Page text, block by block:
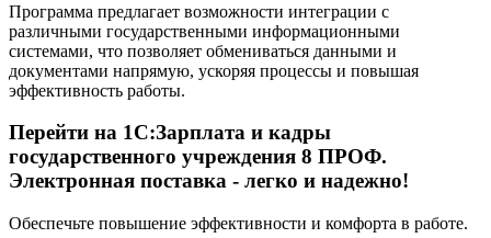
Программа предлагает возможности интеграции с
различными государственными информационными
системами, что позволяет обмениваться данными и
документами напрямую, ускоряя процессы и повышая
эффективность работы.
Перейти на 1С:Зарплата и кадры
государственного учреждения 8 ПРОФ.
Электронная поставка - легко и надежно!
Обеспечьте повышение эффективности и комфорта в работе.